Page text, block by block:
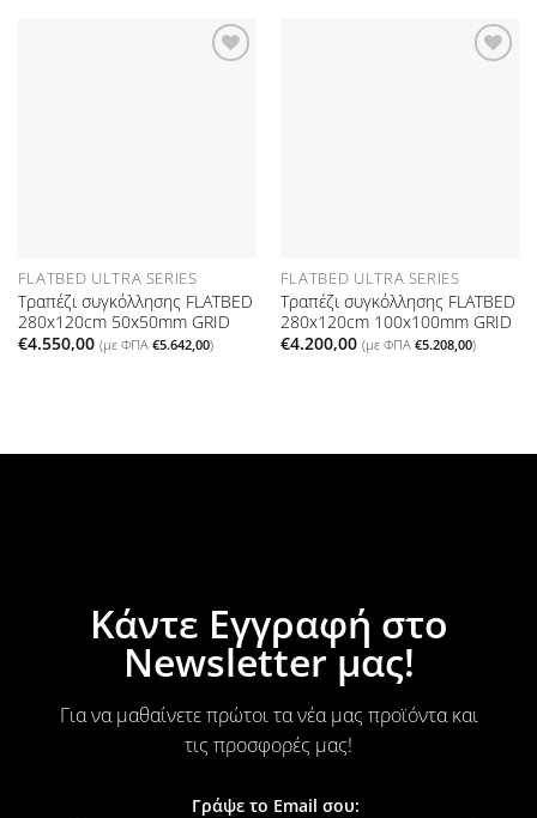
FLATBED ULTRA SERIES
Τραπέζι συγκόλλησης FLATBED
280x120cm 50x50mm GRID
€4.550,00 (με ΦΠΑ €5.642,00)
FLATBED ULTRA SERIES
Τραπέζι συγκόλλησης FLATBED
280x120cm 100x100mm GRID
€4.200,00 (με ΦΠΑ €5.208,00)
Κάντε Εγγραφή στο
Newsletter μας!
Για να μαθαίνετε πρώτοι τα νέα μας προϊόντα και
τις προσφορές μας!
Γράψε το Email σου: